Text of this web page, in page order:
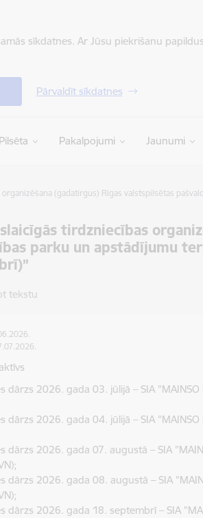
sīkdatnes. Ar Jūsu piekrišanu
Pārvaldīt sīkdatnes
Pilsēta Pakalpojumi Jaunumi
(gadatirgus) Rīgas valstspilsētas
tirdzniecības
parku un apstādījumu
tekstu
dārzs 2026. gada 03. jūlijā – SIA
dārzs 2026. gada 04. jūlijā – SIA
dārzs 2026. gada 07. augustā – SIA
dārzs 2026. gada 08. augustā – SIA
dārzs 2026. gada 18. septembrī – SIA